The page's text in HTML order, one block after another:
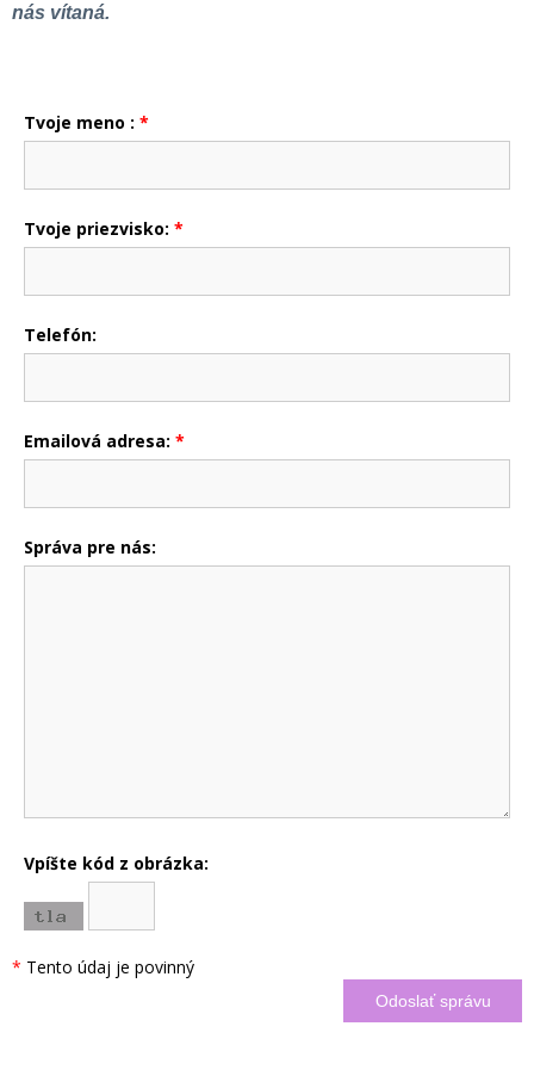
nás vítaná.
Tvoje meno : *
Tvoje priezvisko: *
Telefón:
Emailová adresa: *
Správa pre nás:
Vpíšte kód z obrázka:
* Tento údaj je povinný